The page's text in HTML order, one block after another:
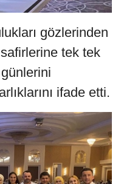
gözlerinden
tek tek
ifade etti.